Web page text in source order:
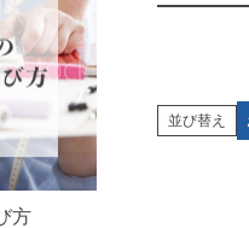
方
並び替え